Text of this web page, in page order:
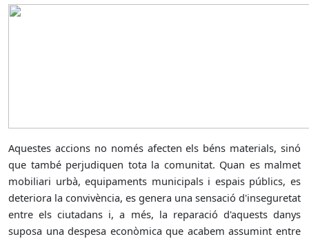
Aquestes accions no només afecten els béns materials, sinó
que també perjudiquen tota la comunitat. Quan es malmet
mobiliari urbà, equipaments municipals i espais públics, es
deteriora la convivència, es genera una sensació d'inseguretat
entre els ciutadans i, a més, la reparació d'aquests danys
suposa una despesa econòmica que acabem assumint entre